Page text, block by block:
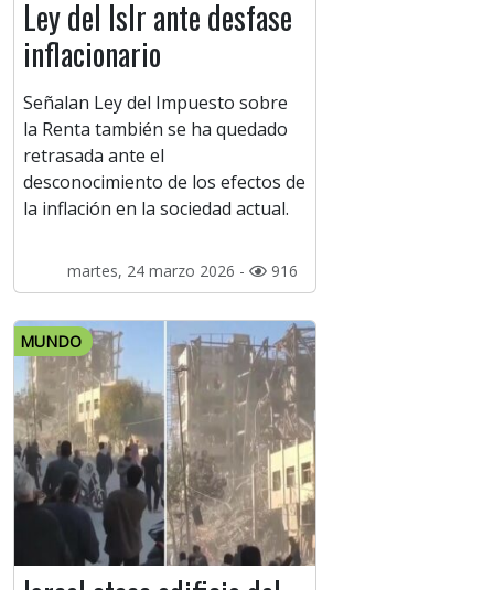
Ley del Islr ante desfase
inflacionario
Señalan Ley del Impuesto sobre
la Renta también se ha quedado
retrasada ante el
desconocimiento de los efectos de
la inflación en la sociedad actual.
martes, 24 marzo 2026 - 916
MUNDO